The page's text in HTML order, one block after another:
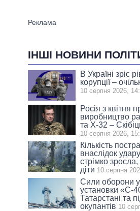
ІНШІ НОВИНИ
В Україні зріс
корупції –
10 серпня 2026,
Росія з квітня
виробництво
та Х-32 –
10 серпня 2026,
Кількість
внаслідок
стрімко
діти 10 серпня
Сили оборони
установки «С-
Татарстані та
окупантів 10